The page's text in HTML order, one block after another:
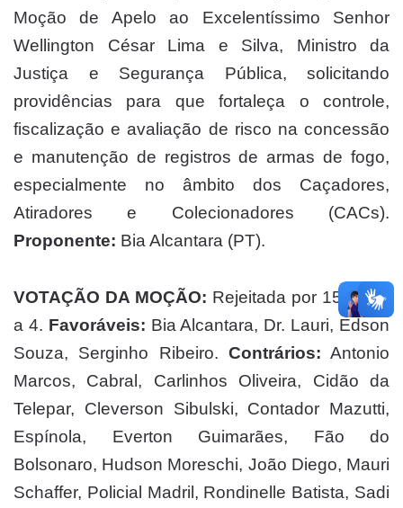
Moção de Apelo ao Excelentíssimo Senhor
Wellington César Lima e Silva, Ministro da
Justiça e Segurança Pública, solicitando
providências para que fortaleça o controle,
fiscalização e avaliação de risco na concessão
e manutenção de registros de armas de fogo,
especialmente no âmbito dos Caçadores,
Atiradores e Colecionadores (CACs).
Proponente: Bia Alcantara (PT).
VOTAÇÃO DA MOÇÃO: Rejeitada por 15 votos
a 4. Favoráveis: Bia Alcantara, Dr. Lauri, Edson
Souza, Serginho Ribeiro. Contrários: Antonio
Marcos, Cabral, Carlinhos Oliveira, Cidão da
Telepar, Cleverson Sibulski, Contador Mazutti,
Espínola, Everton Guimarães, Fão do
Bolsonaro, Hudson Moreschi, João Diego, Mauri
Schaffer, Policial Madril, Rondinelle Batista, Sadi